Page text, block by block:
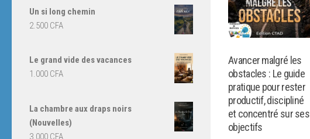
Avancer malgré les
obstacles : Le guide
pratique pour rester
productif, discipliné
et concentré sur ses
objectifs
Un si long chemin
2.500 CFA
Le grand vide des vacances
1.000 CFA
La chambre aux draps noirs
(Nouvelles)
3.000 CFA